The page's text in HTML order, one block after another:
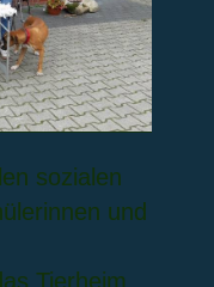
sozialen
und
Tierheim